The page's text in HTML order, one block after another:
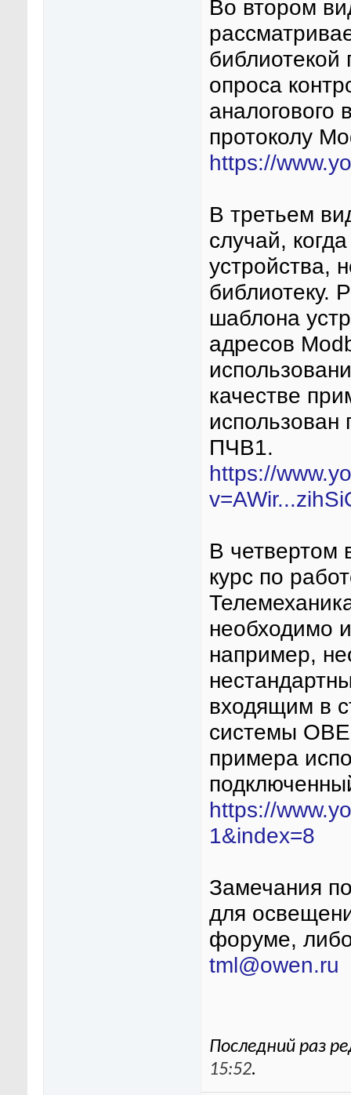
Во втором
библиотекой
опроса
протоколу
https://
В третьем
случай,
устройства,
библиотеку.
шаблона
адресов
качестве
ПЧВ1.
https://
В четвертом
курс по
необходимо
например,
входящим в
системы
примера
https://
1&index=8
Замечания
для
форуме,
tml@owen.ru
Последний раз
15:52.